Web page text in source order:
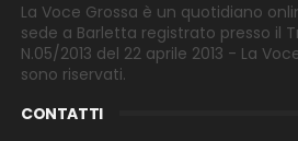
La Voce Grossa è un quotidiano
sede a Barletta registrato presso il
N.05/2013 del 22 aprile 2013 - La
sono riservati.
CONTATTI